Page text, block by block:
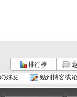
排行榜
好友 贴到博客或